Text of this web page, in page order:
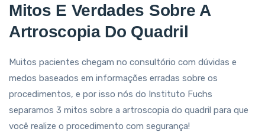
Mitos E Verdades Sobre A
Artroscopia Do Quadril
Muitos pacientes chegam no consultório com dúvidas e
medos baseados em informações erradas sobre os
procedimentos, e por isso nós do Instituto Fuchs
separamos 3 mitos sobre a artroscopia do quadril para que
você realize o procedimento com segurança!